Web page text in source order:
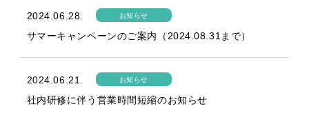
2024.06.28. お知らせ
サマーキャンペーンのご案内（2024.08.31まで）
2024.06.21. お知らせ
社内研修に伴う営業時間短縮のお知らせ